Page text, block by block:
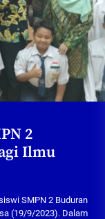
2
Ilmu
SMPN 2 Buduran
(19/9/2023). Dalam